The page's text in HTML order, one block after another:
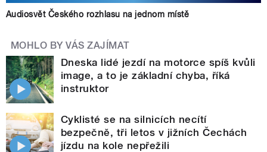
Audiosvět Českého rozhlasu na jednom místě
MOHLO BY VÁS ZAJÍMAT
Dneska lidé jezdí na motorce spíš kvůli
image, a to je základní chyba, říká
instruktor
Cyklisté se na silnicích necítí
bezpečně, tři letos v jižních Čechách
jízdu na kole nepřežili